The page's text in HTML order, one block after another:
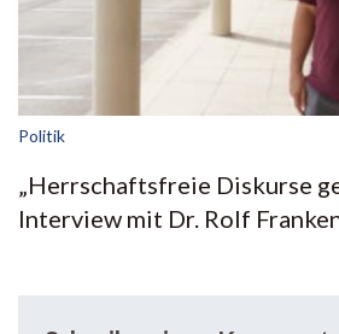
Politik
„Herrschaftsfreie Diskurse
Interview mit Dr. Rolf